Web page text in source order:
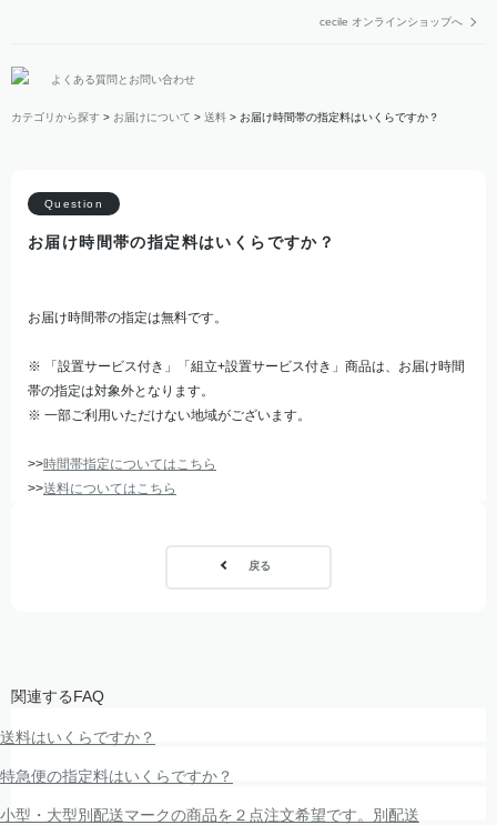
cecile オンラインショップへ
よくある質問とお問い合わせ
カテゴリから探す > お届けについて > 送料 > お届け時間帯の指定料はいくらですか？
お届け時間帯の指定料はいくらですか？
お届け時間帯の指定は無料です。
※ 「設置サービス付き」「組立+設置サービス付き」商品は、お届け時間
帯の指定は対象外となります。
※ 一部ご利用いただけない地域がございます。
>>時間帯指定についてはこちら
>>送料についてはこちら
戻る
関連するFAQ
送料はいくらですか？
特急便の指定料はいくらですか？
小型・大型別配送マークの商品を２点注文希望です。別配送